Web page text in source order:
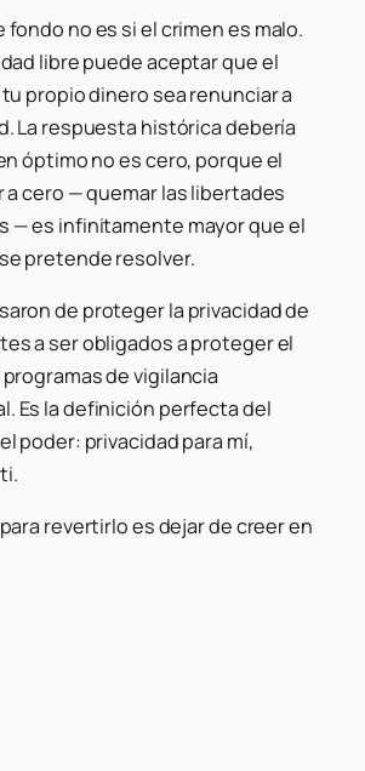
fondo no es si el crimen es malo.
libre puede aceptar que el
propio dinero sea renunciar a
La respuesta histórica debería
óptimo no es cero, porque el
cero — quemar las libertades
— es infinitamente mayor que el
pretende resolver.
de proteger la privacidad de
a ser obligados a proteger el
de vigilancia
Es la definición perfecta del
poder: privacidad para mí,
revertirlo es dejar de creer en